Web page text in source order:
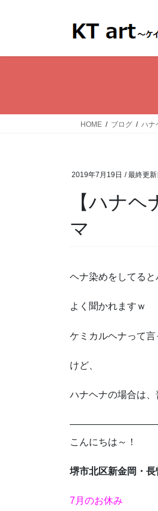
HOME ブログ ハナ
2019年7月19日 / 最終更
【ハナ
マ
ヘナ染めをしてる
よく聞かれますｗ
ケミカルヘナって言
けど、
ハナヘナの場合は
こんにちは～！
堺市北区新金岡・
7月のお休み